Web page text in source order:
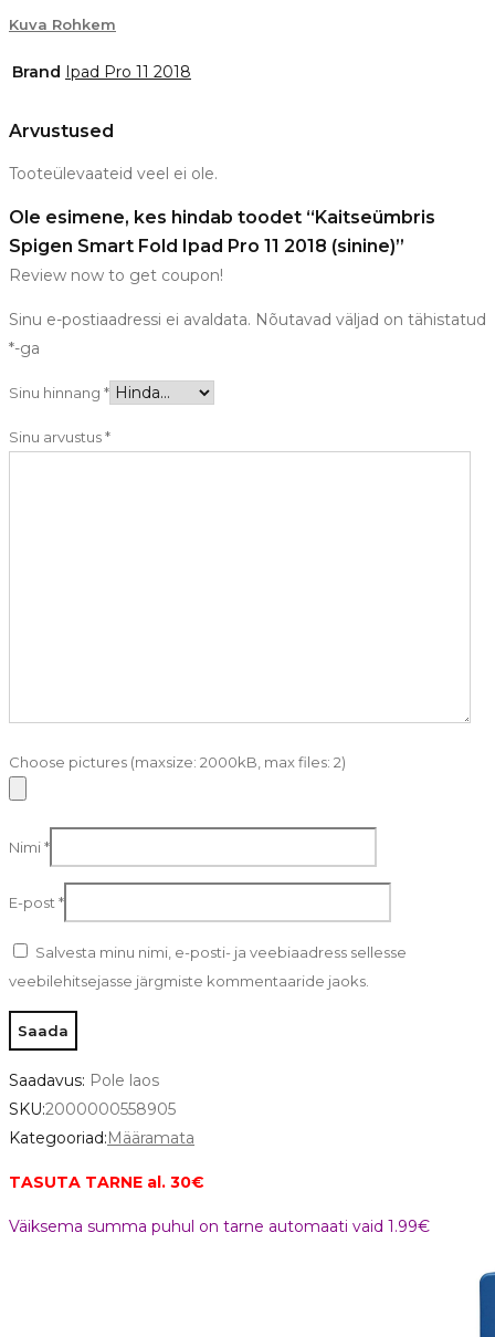
Kuva Rohkem
Brand Ipad Pro 11 2018
Arvustused
Tooteülevaateid veel ei ole.
Ole esimene, kes hindab toodet “Kaitseümbris
Spigen Smart Fold Ipad Pro 11 2018 (sinine)”
Review now to get coupon!
Sinu e-postiaadressi ei avaldata. Nõutavad väljad on tähistatud
*-ga
Sinu hinnang *
Sinu arvustus*
Choose pictures (maxsize: 2000kB, max files: 2)
Nimi*
E-post *
Salvesta minu nimi, e-posti- ja veebiaadress sellesse
veebilehitsejasse järgmiste kommentaaride jaoks.
Saadavus: Pole laos
SKU:2000000558905
Kategooriad:Määramata
TASUTA TARNE al. 30€
Väiksema summa puhul on tarne automaati vaid 1.99€